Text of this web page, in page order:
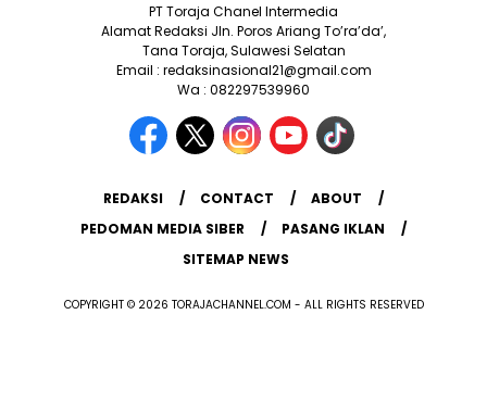
PT Toraja Chanel Intermedia
Alamat Redaksi Jln. Poros Ariang To’ra’da’,
Tana Toraja, Sulawesi Selatan
Email : redaksinasional21@gmail.com
Wa : 082297539960
REDAKSI CONTACT
ABOUT
PEDOMAN MEDIA SIBER
PASANG IKLAN
SITEMAP NEWS
COPYRIGHT © 2026 TORAJACHANNEL.COM - ALL RIGHTS RESERVED